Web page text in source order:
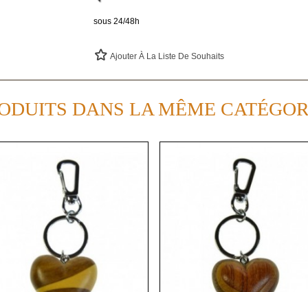
sous 24/48h
Ajouter À La Liste De Souhaits
DANS LA MÊME